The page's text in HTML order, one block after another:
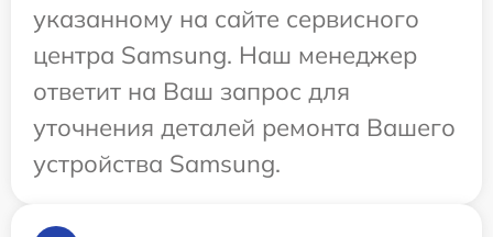
указанному на сайте сервисного
центра Samsung. Наш менеджер
ответит на Ваш запрос для
уточнения деталей ремонта Вашего
устройства Samsung.